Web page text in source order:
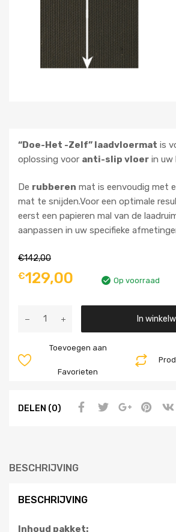
“Doe-Het -Zelf” laadvloermat is
oplossing voor anti-slip vloer in uw
De rubberen mat is eenvoudig met
mat te snijden.Voor een optimale
eerst een papieren mal van de
aanpassen in uw specifieke
€142,00
€129,00 Op voorraad
In
Toevoegen aan
Favorieten
DELEN (0)
BESCHRIJVING
BESCHRIJVING
Inhoud pakket: